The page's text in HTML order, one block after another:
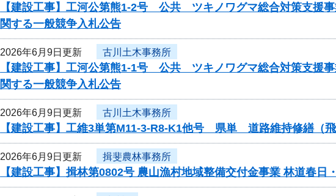
【建設工事】工河公第熊1-2号 公共 ツキノワグマ総合対策支援
関する一般競争入札公告
2026年6月9日更新 古川土木事務所
【建設工事】工河公第熊1-1号 公共 ツキノワグマ総合対策支援
関する一般競争入札公告
2026年6月9日更新 古川土木事務所
【建設工事】工維3単第M11-3-R8-K1他号 県単 道路維持修繕（
2026年6月9日更新 揖斐農林事務所
【建設工事】揖林第0802号 農山漁村地域整備交付金事業 林道春